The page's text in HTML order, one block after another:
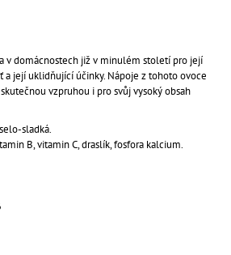
v domácnostech již v minulém století pro její
a její uklidňující účinky. Nápoje z tohoto ovoce
vzpruhou i pro svůj vysoký obsah
sladká.
B, vitamin C, draslík, fosfora kalcium.